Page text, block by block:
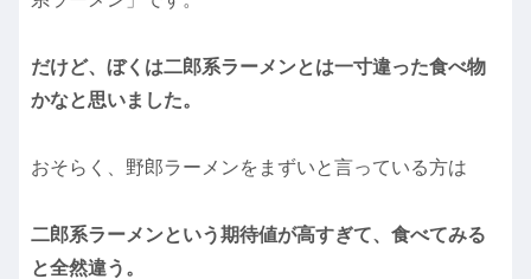
だけど、ぼくは二郎系ラーメンとは一寸違った食べ物
かなと思いました。
おそらく、野郎ラーメンをまずいと言っている方は
二郎系ラーメンという期待値が高すぎて、食べてみる
と全然違う。